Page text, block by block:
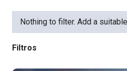
Nothing to filter. Add a
Filtros